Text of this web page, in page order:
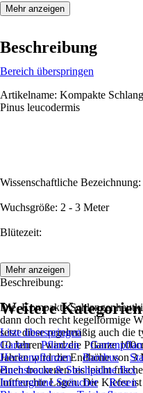
Mehr anzeigen
Beschreibung
Bereich überspringen
Artikelname: Kompakte
Pinus leucodermis
Wissenschaftliche
Wuchsgröße: 2 - 3 Meter
Blütezeit:
Beschreibung:
Die Kompakte
dann doch recht kegelförmige
setzt diese regelmäßig auch die
10 Jahren wird die Pflanze
Jahren wird die Endhöhe von 3
einen trockenen bis leicht
luftfeuchte Lagen. Die Kiefer
Mehr anzeigen
Weitere Kategorien
Liste überspringen
Garten
Pflanzen
Heckenpflanzen
Bambus
Buchsbaum & Stechpalme Ilex
Immergrüne Sträucher
Rosen